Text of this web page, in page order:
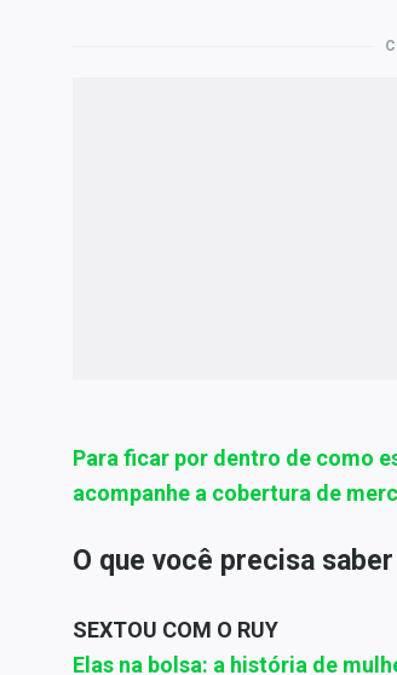
Para ficar por dentro de como
acompanhe a cobertura de
O que você precisa
SEXTOU COM O RUY
Elas na bolsa: a história de